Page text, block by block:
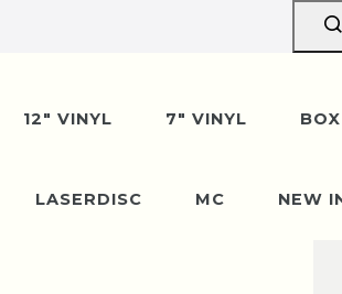
12" VINYL 7" VINYL BOX
LASERDISC MC NEW